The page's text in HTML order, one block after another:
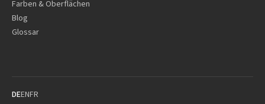
Farben & Oberflächen
Blog
Glossar
DEENFR